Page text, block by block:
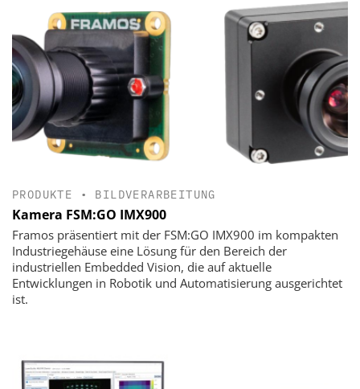
PRODUKTE • BILDVERARBEITUNG
Kamera FSM:GO IMX900
Framos präsentiert mit der FSM:GO IMX900 im kompakten
Industriegehäuse eine Lösung für den Bereich der
industriellen Embedded Vision, die auf aktuelle
Entwicklungen in Robotik und Automatisierung ausgerichtet
ist.